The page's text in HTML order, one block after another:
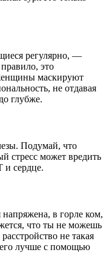
регулярно, —
это
маскируют
не отдавая
глубже.
Подумай, что
стресс может вредить
и сердце.
напряжена, в горле ком,
что ты не можешь
не такая
лучше с помощью